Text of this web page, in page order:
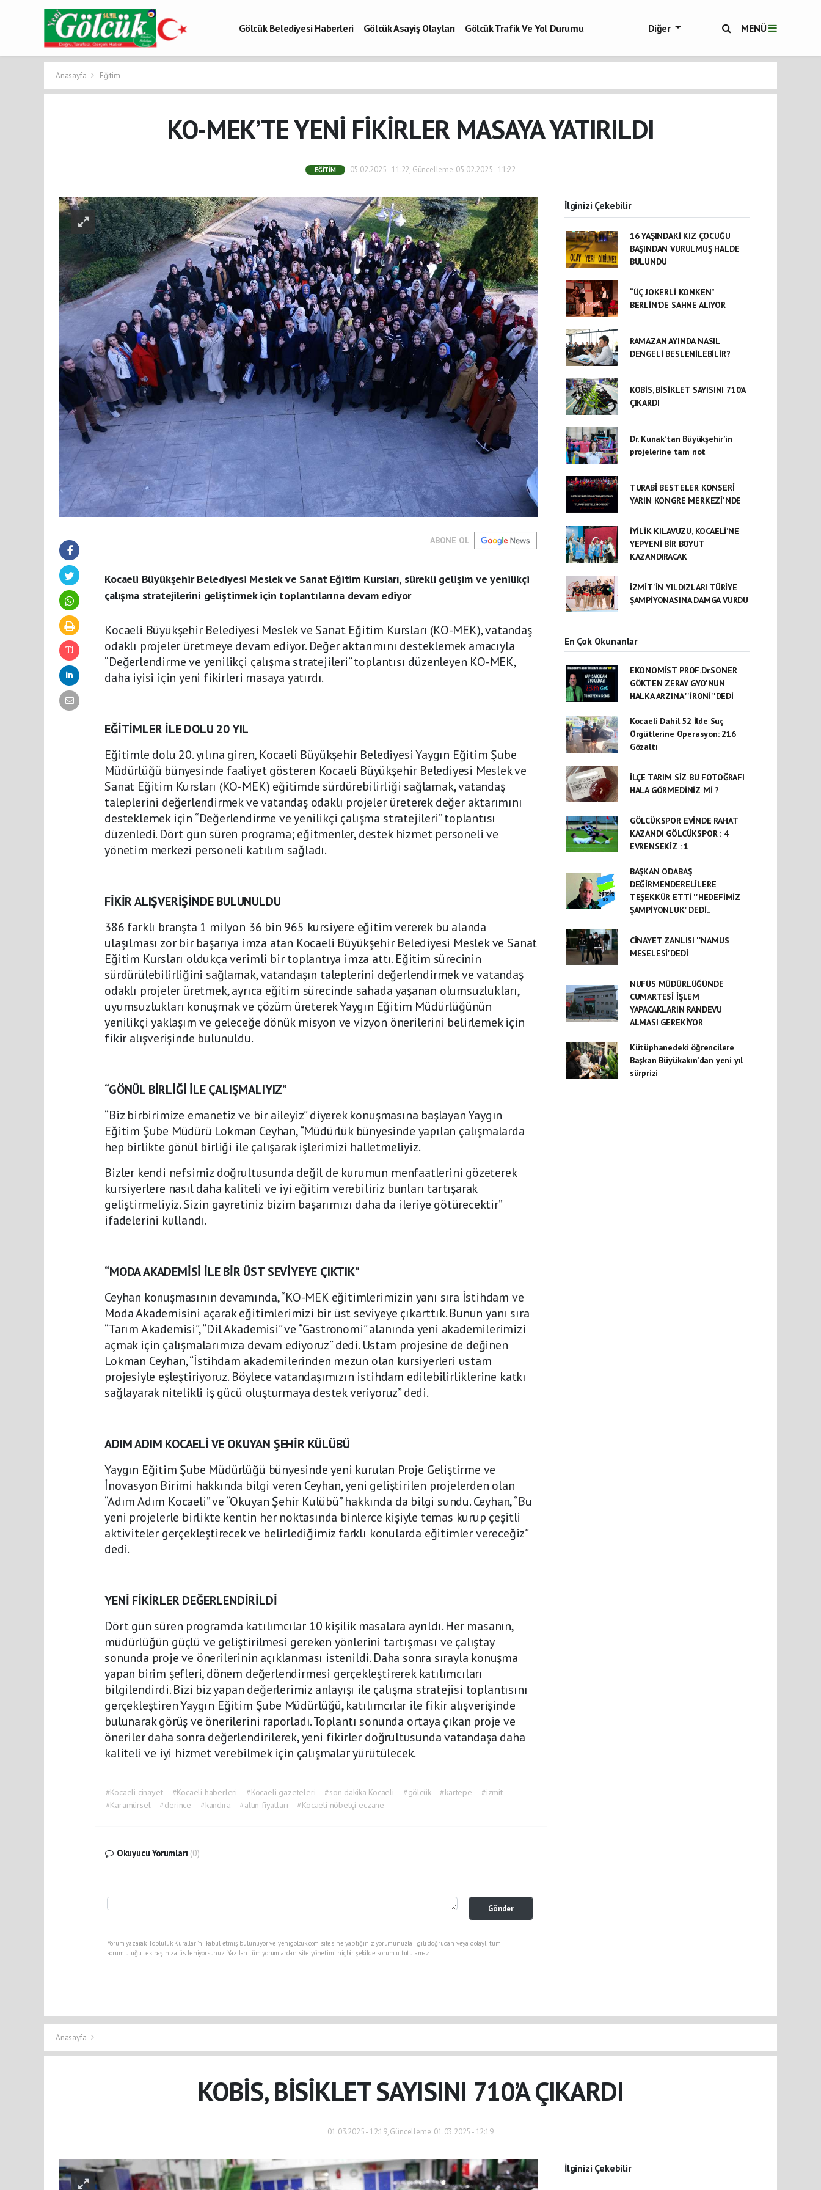
Gölcük Belediyesi Haberleri Gölcük Asayiş Olayları
Gölcük Trafik Ve Yol Durumu
Diğer MENÜ
Anasayfa Eğitim
KO-MEK’TE YENİ FİKİRLER MASAYA YATIRILDI
EĞITIM 05.02.2025 - 11:22, Güncelleme: 05.02.2025 - 11:22
ABONE OL
Kocaeli Büyükşehir Belediyesi Meslek ve Sanat Eğitim Kursları, sürekli gelişim ve yenilikçi
çalışma stratejilerini geliştirmek için toplantılarına devam ediyor
Kocaeli Büyükşehir Belediyesi Meslek ve Sanat Eğitim Kursları (KO-MEK), vatandaş
odaklı projeler üretmeye devam ediyor. Değer aktarımını desteklemek amacıyla
“Değerlendirme ve yenilikçi çalışma stratejileri” toplantısı düzenleyen KO-MEK,
daha iyisi için yeni fikirleri masaya yatırdı.
EĞİTİMLER İLE DOLU 20 YIL
Eğitimle dolu 20. yılına giren, Kocaeli Büyükşehir Belediyesi Yaygın Eğitim Şube
Müdürlüğü bünyesinde faaliyet gösteren Kocaeli Büyükşehir Belediyesi Meslek ve
Sanat Eğitim Kursları (KO-MEK) eğitimde sürdürebilirliği sağlamak, vatandaş
taleplerini değerlendirmek ve vatandaş odaklı projeler üreterek değer aktarımını
desteklemek için “Değerlendirme ve yenilikçi çalışma stratejileri” toplantısı
düzenledi. Dört gün süren programa; eğitmenler, destek hizmet personeli ve
yönetim merkezi personeli katılım sağladı.
FİKİR ALIŞVERİŞİNDE BULUNULDU
386 farklı branşta 1 milyon 36 bin 965 kursiyere eğitim vererek bu alanda
ulaşılması zor bir başarıya imza atan Kocaeli Büyükşehir Belediyesi Meslek ve Sanat
Eğitim Kursları oldukça verimli bir toplantıya imza attı. Eğitim sürecinin
sürdürülebilirliğini sağlamak, vatandaşın taleplerini değerlendirmek ve vatandaş
odaklı projeler üretmek, ayrıca eğitim sürecinde sahada yaşanan olumsuzlukları,
uyumsuzlukları konuşmak ve çözüm üreterek Yaygın Eğitim Müdürlüğünün
yenilikçi yaklaşım ve geleceğe dönük misyon ve vizyon önerilerini belirlemek için
fikir alışverişinde bulunuldu.
“GÖNÜL BİRLİĞİ İLE ÇALIŞMALIYIZ”
“Biz birbirimize emanetiz ve bir aileyiz” diyerek konuşmasına başlayan Yaygın
Eğitim Şube Müdürü Lokman Ceyhan, “Müdürlük bünyesinde yapılan çalışmalarda
hep birlikte gönül birliği ile çalışarak işlerimizi halletmeliyiz.
Bizler kendi nefsimiz doğrultusunda değil de kurumun menfaatlerini gözeterek
kursiyerlere nasıl daha kaliteli ve iyi eğitim verebiliriz bunları tartışarak
geliştirmeliyiz. Sizin gayretiniz bizim başarımızı daha da ileriye götürecektir”
ifadelerini kullandı.
“MODA AKADEMİSİ İLE BİR ÜST SEVİYEYE ÇIKTIK”
Ceyhan konuşmasının devamında, “KO-MEK eğitimlerimizin yanı sıra İstihdam ve
Moda Akademisini açarak eğitimlerimizi bir üst seviyeye çıkarttık. Bunun yanı sıra
“Tarım Akademisi”, “Dil Akademisi” ve “Gastronomi” alanında yeni akademilerimizi
açmak için çalışmalarımıza devam ediyoruz” dedi. Ustam projesine de değinen
Lokman Ceyhan, “İstihdam akademilerinden mezun olan kursiyerleri ustam
projesiyle eşleştiriyoruz. Böylece vatandaşımızın istihdam edilebilirliklerine katkı
sağlayarak nitelikli iş gücü oluşturmaya destek veriyoruz” dedi.
ADIM ADIM KOCAELİ VE OKUYAN ŞEHİR KÜLÜBÜ
Yaygın Eğitim Şube Müdürlüğü bünyesinde yeni kurulan Proje Geliştirme ve
İnovasyon Birimi hakkında bilgi veren Ceyhan, yeni geliştirilen projelerden olan
“Adım Adım Kocaeli” ve “Okuyan Şehir Kulübü” hakkında da bilgi sundu. Ceyhan, “Bu
yeni projelerle birlikte kentin her noktasında binlerce kişiyle temas kurup çeşitli
aktiviteler gerçekleştirecek ve belirlediğimiz farklı konularda eğitimler vereceğiz”
dedi.
YENİ FİKİRLER DEĞERLENDİRİLDİ
Dört gün süren programda katılımcılar 10 kişilik masalara ayrıldı. Her masanın,
müdürlüğün güçlü ve geliştirilmesi gereken yönlerini tartışması ve çalıştay
sonunda proje ve önerilerinin açıklanması istenildi. Daha sonra sırayla konuşma
yapan birim şefleri, dönem değerlendirmesi gerçekleştirerek katılımcıları
bilgilendirdi. Bizi biz yapan değerlerimiz anlayışı ile çalışma stratejisi toplantısını
gerçekleştiren Yaygın Eğitim Şube Müdürlüğü, katılımcılar ile fikir alışverişinde
bulunarak görüş ve önerilerini raporladı. Toplantı sonunda ortaya çıkan proje ve
öneriler daha sonra değerlendirilerek, yeni fikirler doğrultusunda vatandaşa daha
kaliteli ve iyi hizmet verebilmek için çalışmalar yürütülecek.
#Kocaeli cinayet #Kocaeli haberleri #Kocaeli gazeteleri #son dakika Kocaeli #gölcük #kartepe
#izmit
#Karamürsel
#derince #kandıra #altın fiyatları #Kocaeli nöbetçi eczane
Okuyucu Yorumları (0)
Gönder
Yorum yazarak Topluluk Kuralları’nı kabul etmiş bulunuyor ve yenigolcuk.com sitesine yaptığınız yorumunuzla ilgili doğrudan veya dolaylı tüm
sorumluluğu tek başınıza üstleniyorsunuz. Yazılan tüm yorumlardan site yönetimi hiçbir şekilde sorumlu tutulamaz.
İlginizi Çekebilir
16 YAŞINDAKİ KIZ ÇOCUĞU
BAŞINDAN VURULMUŞ HALDE
BULUNDU
“ÜÇ JOKERLİ KONKEN”
BERLİN’DE SAHNE ALIYOR
RAMAZAN AYINDA NASIL
DENGELİ BESLENİLEBİLİR?
KOBİS, BİSİKLET SAYISINI 710’A
ÇIKARDI
Dr. Kunak’tan Büyükşehir’in
projelerine tam not
TURABİ BESTELER KONSERİ
YARIN KONGRE MERKEZİ'NDE
İYİLİK KILAVUZU, KOCAELİ’NE
YEPYENİ BİR BOYUT
KAZANDIRACAK
İZMİT'İN YILDIZLARI TÜRİYE
ŞAMPİYONASINA DAMGA VURDU
En Çok Okunanlar
EKONOMİST PROF.Dr.SONER
GÖKTEN ZERAY GYO'NUN
HALKA ARZINA ''İRONİ''DEDİ
Kocaeli Dahil 52 İlde Suç
Örgütlerine Operasyon: 216
Gözaltı
İLÇE TARIM SİZ BU FOTOĞRAFI
HALA GÖRMEDİNİZ Mİ ?
GÖLCÜKSPOR EVİNDE RAHAT
KAZANDI GÖLCÜKSPOR : 4
EVRENSEKİZ : 1
BAŞKAN ODABAŞ
DEĞİRMENDERELİLERE
TEŞEKKÜR ETTİ ''HEDEFİMİZ
ŞAMPİYONLUK' DEDİ..
CİNAYET ZANLISI ''NAMUS
MESELESİ'DEDİ
NUFÜS MÜDÜRLÜĞÜNDE
CUMARTESİ İŞLEM
YAPACAKLARIN RANDEVU
ALMASI GEREKİYOR
Kütüphanedeki öğrencilere
Başkan Büyükakın’dan yeni yıl
sürprizi
Anasayfa
KOBİS, BİSİKLET SAYISINI 710’A ÇIKARDI
01.03.2025 - 12:19, Güncelleme: 01.03.2025 - 12:19
İlginizi Çekebilir